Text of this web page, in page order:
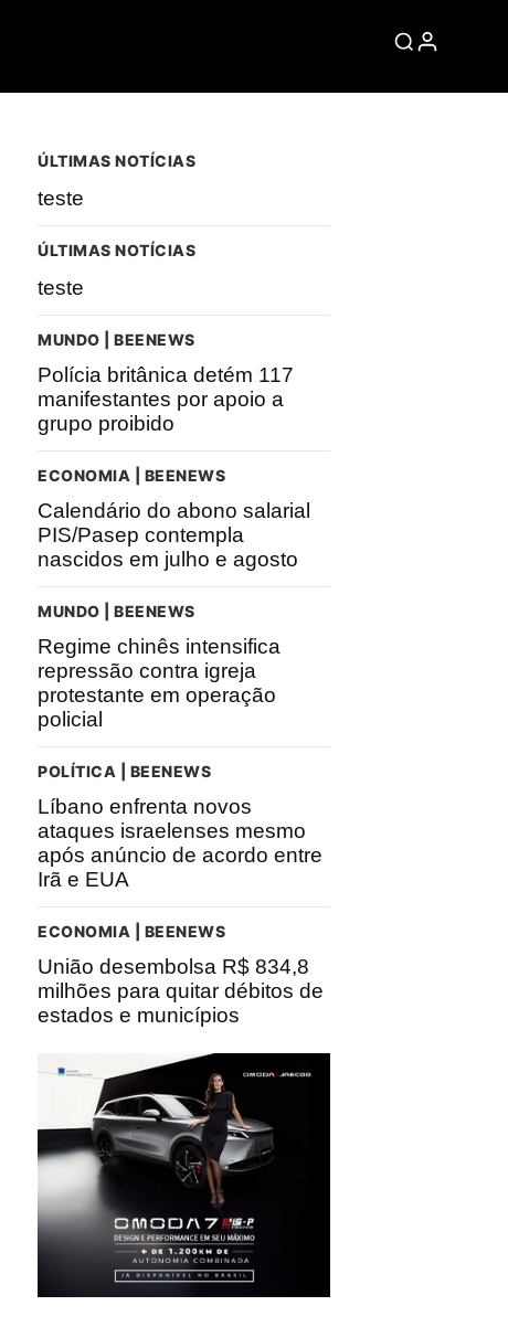
ÚLTIMAS NOTÍCIAS
teste
ÚLTIMAS NOTÍCIAS
teste
MUNDO | BEENEWS
Polícia britânica detém 117
manifestantes por apoio a
grupo proibido
ECONOMIA | BEENEWS
Calendário do abono salarial
PIS/Pasep contempla
nascidos em julho e agosto
MUNDO | BEENEWS
Regime chinês intensifica
repressão contra igreja
protestante em operação
policial
POLÍTICA | BEENEWS
Líbano enfrenta novos
ataques israelenses mesmo
após anúncio de acordo entre
Irã e EUA
ECONOMIA | BEENEWS
União desembolsa R$ 834,8
milhões para quitar débitos de
estados e municípios